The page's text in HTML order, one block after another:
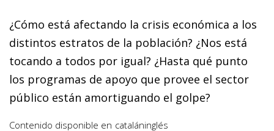
¿Cómo está afectando la crisis económica a los
distintos estratos de la población? ¿Nos está
tocando a todos por igual? ¿Hasta qué punto
los programas de apoyo que provee el sector
público están amortiguando el golpe?
Contenido disponible en cataláninglés